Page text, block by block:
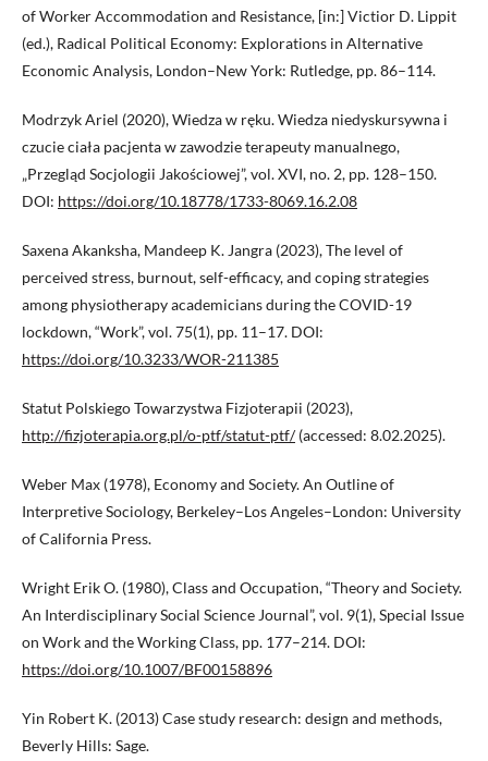
of Worker Accommodation and Resistance, [in:] Victior D. Lippit
(ed.), Radical Political Economy: Explorations in Alternative
Economic Analysis, London–New York: Rutledge, pp. 86–114.
Modrzyk Ariel (2020), Wiedza w ręku. Wiedza niedyskursywna i
czucie ciała pacjenta w zawodzie terapeuty manualnego,
„Przegląd Socjologii Jakościowej”, vol. XVI, no. 2, pp. 128–150.
DOI: https://doi.org/10.18778/1733-8069.16.2.08
Saxena Akanksha, Mandeep K. Jangra (2023), The level of
perceived stress, burnout, self-efficacy, and coping strategies
among physiotherapy academicians during the COVID-19
lockdown, “Work”, vol. 75(1), pp. 11–17. DOI:
https://doi.org/10.3233/WOR-211385
Statut Polskiego Towarzystwa Fizjoterapii (2023),
http://fizjoterapia.org.pl/o-ptf/statut-ptf/(accessed: 8.02.2025).
Weber Max (1978), Economy and Society. An Outline of
Interpretive Sociology, Berkeley–Los Angeles–London: University
of California Press.
Wright Erik O. (1980), Class and Occupation, “Theory and Society.
An Interdisciplinary Social Science Journal”, vol. 9(1), Special Issue
on Work and the Working Class, pp. 177–214. DOI:
https://doi.org/10.1007/BF00158896
Yin Robert K. (2013) Case study research: design and methods,
Beverly Hills: Sage.